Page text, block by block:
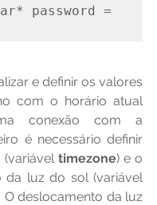
password =
com o horário atual
conexão com a
é necessário definir
timezone) e o
O deslocamento da luz